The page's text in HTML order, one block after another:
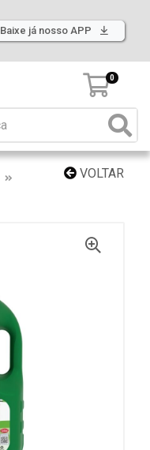
Baixe já nosso APP
0
VOLTAR